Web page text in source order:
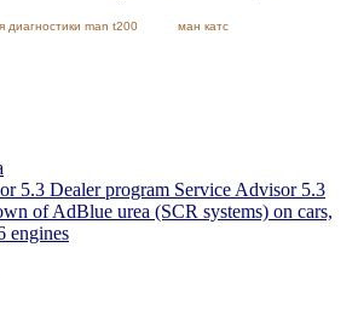
диагностики man t200 ман катс
Dealer program Service Advisor 5.3
of AdBlue urea (SCR systems) on cars,
engines